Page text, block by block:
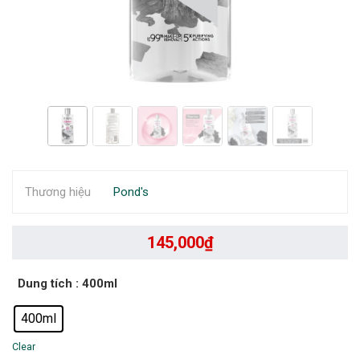
145,000₫
Dung tích : 400ml
400ml
Clear
Thương hiệu Pond's